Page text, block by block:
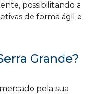
possibilitando a
de forma ágil e
Grande?
pela sua